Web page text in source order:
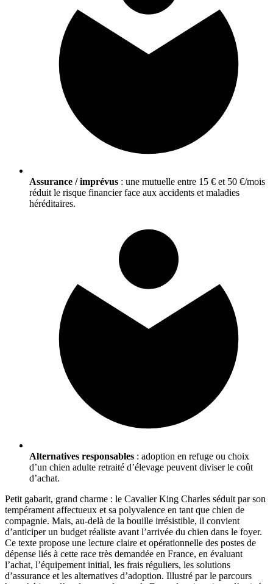
Assurance / imprévus : une mutuelle entre 15 € et 50 €/mois
réduit le risque financier face aux accidents et maladies
héréditaires.
Alternatives responsables : adoption en refuge ou choix
d’un chien adulte retraité d’élevage peuvent diviser le coût
d’achat.
Petit gabarit, grand charme : le Cavalier King Charles séduit par son
tempérament affectueux et sa polyvalence en tant que chien de
compagnie. Mais, au-delà de la bouille irrésistible, il convient
d’anticiper un budget réaliste avant l’arrivée du chien dans le foyer.
Ce texte propose une lecture claire et opérationnelle des postes de
dépense liés à cette race très demandée en France, en évaluant
l’achat, l’équipement initial, les frais réguliers, les solutions
d’assurance et les alternatives d’adoption. Illustré par le parcours